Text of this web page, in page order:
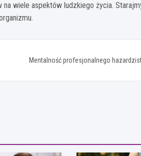
wiele aspektów ludzkiego życia.
Mentalność profesjonalnego